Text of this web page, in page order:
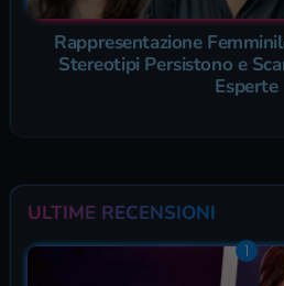
Rappresentazione
Stereotipi Persistono e
Esperte
ULTIME RECENSIONI